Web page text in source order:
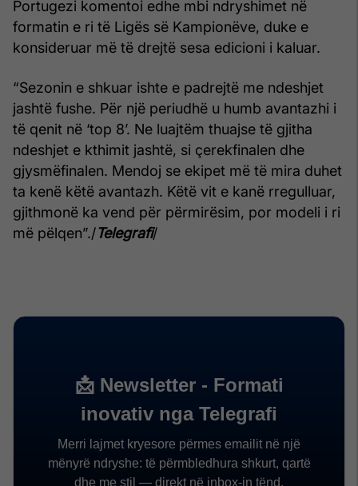
Portugezi komentoi edhe mbi ndryshimet në
formatin e ri të Ligës së Kampionëve, duke e
konsideruar më të drejtë sesa edicioni i kaluar.
“Sezonin e shkuar ishte e padrejtë me ndeshjet
jashtë fushe. Për një periudhë u humb avantazhi i
të qenit në ‘top 8’. Ne luajtëm thuajse të gjitha
ndeshjet e kthimit jashtë, si çerekfinalen dhe
gjysmëfinalen. Mendoj se ekipet më të mira duhet
ta kenë këtë avantazh. Këtë vit e kanë rregulluar,
gjithmonë ka vend për përmirësim, por modeli i ri
më pëlqen”./Telegrafi/